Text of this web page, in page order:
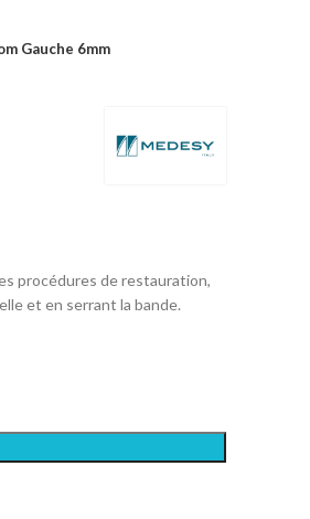
Gauche 6mm
procédures de restauration,
et en serrant la bande.